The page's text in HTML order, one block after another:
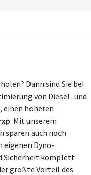
holen? Dann sind Sie bei
von Diesel- und
einen höheren
. Mit unserem
sparen auch noch
eigenen Dyno-
Sicherheit komplett
größte Vorteil des